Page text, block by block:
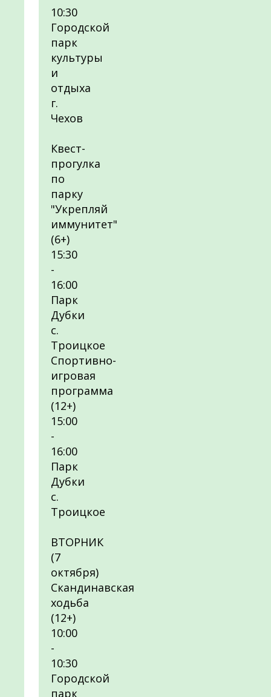
10:30
Городской
парк
культуры
и
отдыха
г.
Чехов
Квест-
прогулка
по
парку
"Укрепляй
иммунитет"
(6+)
15:30
-
16:00
Парк
Дубки
с.
Троицкое
Спортивно-
игровая
программа
(12+)
15:00
-
16:00
Парк
Дубки
с.
Троицкое
ВТОРНИК
(7
октября)
Скандинавская
ходьба
(12+)
10:00
-
10:30
Городской
парк